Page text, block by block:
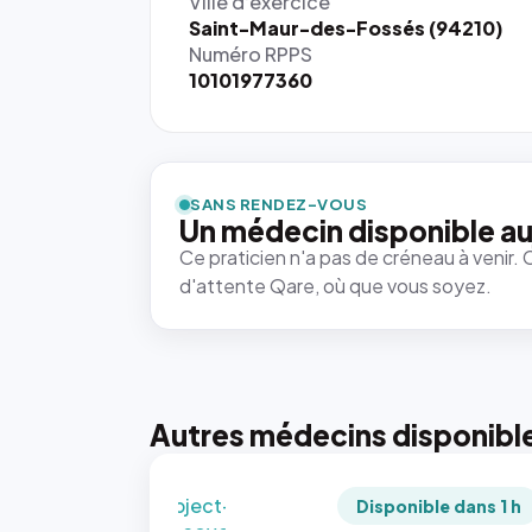
Saint-Maur-des-Fossés (94210)
Numéro RPPS
10101977360
SANS RENDEZ-VOUS
Un médecin disponible
Ce praticien n'a pas de créneau à
d'attente Qare, où que vous soyez.
Autres médecins
rendue par
`.profile-
picture`,
et un
rapport 1:1
qui reste
juste à
photo est
recadrée
`object-
Disponible dans 1 h